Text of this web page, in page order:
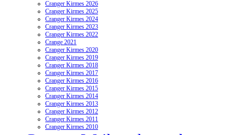
Cranger Kirmes 2026
Cranger Kirmes 2025
Cranger Kirmes 2024
Cranger Kirmes 2023
Cranger Kirmes 2022
Crange 2021
Cranger Kirmes 2020
Cranger Kirmes 2019
Cranger Kirmes 2018
Cranger Kirmes 2017
Cranger Kirmes 2016
Cranger Kirmes 2015
Cranger Kirmes 2014
Cranger Kirmes 2013
Cranger Kirmes 2012
Cranger Kirmes 2011
Cranger Kirmes 2010